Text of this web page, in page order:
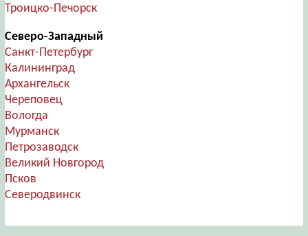
Троицко-Печорск
Северо-Западный
Санкт-Петербург
Калининград
Архангельск
Череповец
Вологда
Мурманск
Петрозаводск
Великий Новгород
Псков
Северодвинск